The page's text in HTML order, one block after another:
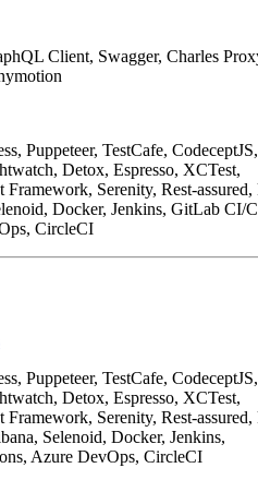
Client, Swagger, Charles
Puppeteer, TestCafe, CodeceptJS,
Detox, Espresso, XCTest,
Serenity, Rest-assured,
Docker, Jenkins, GitLab CI/
CircleCI
Puppeteer, TestCafe, CodeceptJS,
Detox, Espresso, XCTest,
Serenity, Rest-assured,
Selenoid, Docker, Jenkins,
Azure DevOps, CircleCI